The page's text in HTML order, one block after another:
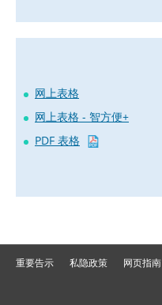
网上表格
网上表格 - 智方便+
PDF 表格
重要告示 私隐政策 网页指南